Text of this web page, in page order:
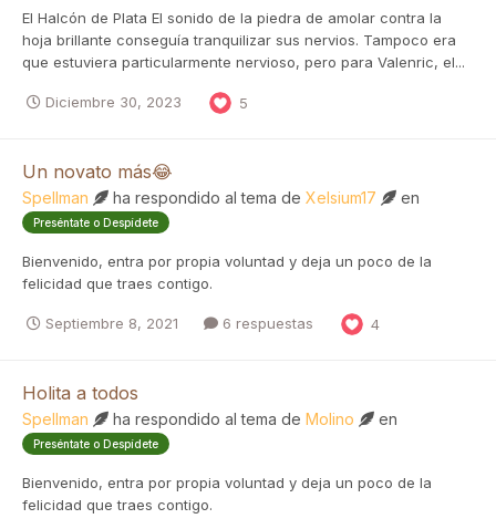
El Halcón de Plata El sonido de la piedra de amolar contra la
hoja brillante conseguía tranquilizar sus nervios. Tampoco era
que estuviera particularmente nervioso, pero para Valenric, el...
Diciembre 30, 2023 5
Un novato más😂
Spellman ha respondido al tema de Xelsium17 en
Preséntate o Despídete
Bienvenido, entra por propia voluntad y deja un poco de la
felicidad que traes contigo.
Septiembre 8, 2021 6 respuestas 4
Holita a todos
Spellman ha respondido al tema de Molino en
Preséntate o Despídete
Bienvenido, entra por propia voluntad y deja un poco de la
felicidad que traes contigo.